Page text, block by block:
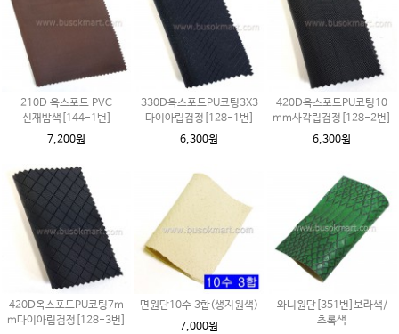
210D 옥스포드 PVC
신재밤색[144-1번]
7,200원
330D옥스포드PU코팅3X3
다이아립검정[128-1번]
6,300원
420D옥스포드PU코팅10
mm사각립검정[128-2번]
6,300원
420D옥스포드PU코팅7m
m다이아립검정[128-3번]
면원단10수 3합(생지원색)
7,000원
와니원단[351번]보라색/
초록색